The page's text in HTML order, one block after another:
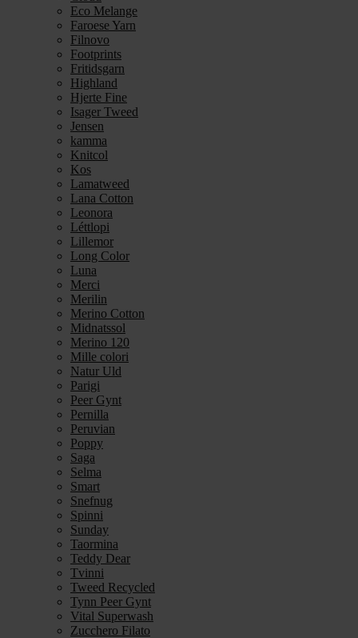
Eco Melange
Faroese Yarn
Filnovo
Footprints
Fritidsgarn
Highland
Hjerte Fine
Isager Tweed
Jensen
kamma
Knitcol
Kos
Lamatweed
Lana Cotton
Leonora
Léttlopi
Lillemor
Long Color
Luna
Merci
Merilin
Merino Cotton
Midnatssol
Merino 120
Mille colori
Natur Uld
Parigi
Peer Gynt
Pernilla
Peruvian
Poppy
Saga
Selma
Smart
Snefnug
Spinni
Sunday
Taormina
Teddy Dear
Tvinni
Tweed Recycled
Tynn Peer Gynt
Vital Superwash
Zucchero Filato